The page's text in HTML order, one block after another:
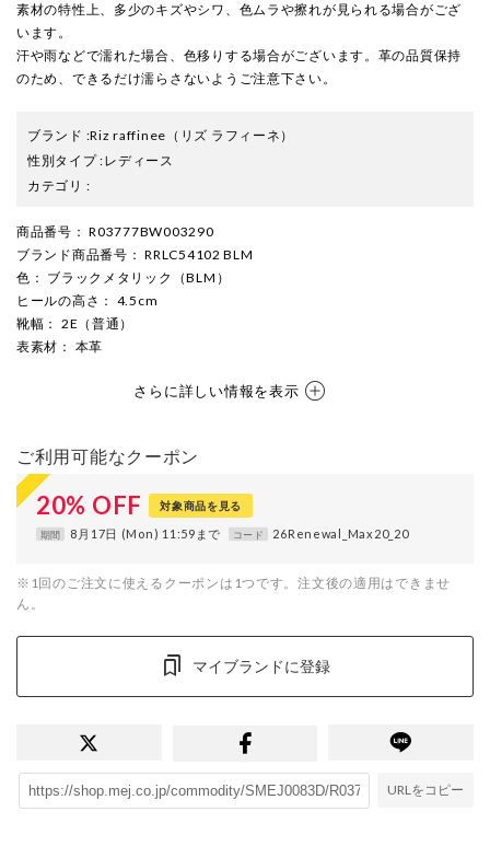
素材の特性上、多少のキズやシワ、色ムラや擦れが見られる場合がござ
います。
汗や雨などで濡れた場合、色移りする場合がございます。革の品質保持
のため、できるだけ濡らさないようご注意下さい。
ブランド :Riz raffinee （リズ ラフィーネ）
性別タイプ:レディース
カテゴリ :
商品番号 ： R03777BW003290
ブランド商品番号 ： RRLC54102 BLM
色 ： ブラックメタリック（BLM）
ヒールの高さ ： 4.5cm
靴幅 ： 2E（普通）
表素材 ： 本革
さらに詳しい情報を表示
ご利用可能なクーポン
20% OFF 対象商品を見る
期間 8月17日 (Mon) 11:59まで コード 26Renewal_Max20_20
※1回のご注文に使えるクーポンは1つです。注文後の適用はできませ
ん。
マイブランドに登録
URLをコピー